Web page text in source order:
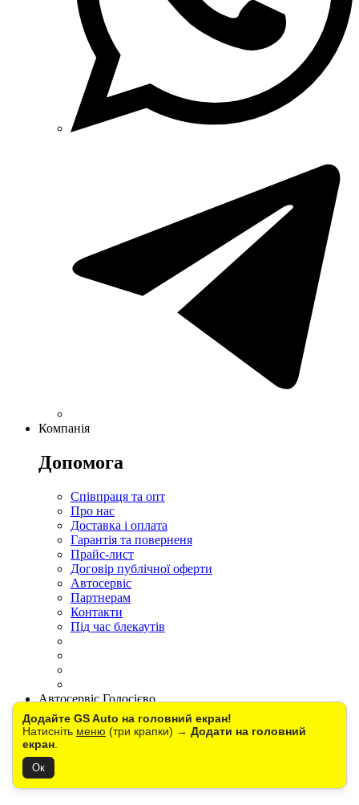
Додайте GS Auto на головний екран!
Натисніть меню (три крапки) → Додати на головний
екран
Ок
Компанія
Допомога
Співпраця та опт
Про нас
Доставка і оплата
Гарантія та поверненя
Прайс-лист
Договір публічної оферти
Автосервіс
Партнерам
Контакти
Під час блекаутів
Автосервіс Голосієво
Заміна свічок
Заміна антифризу
Заміна гальмівної рідини